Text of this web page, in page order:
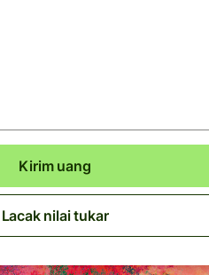
Kirim uang
Lacak nilai tukar